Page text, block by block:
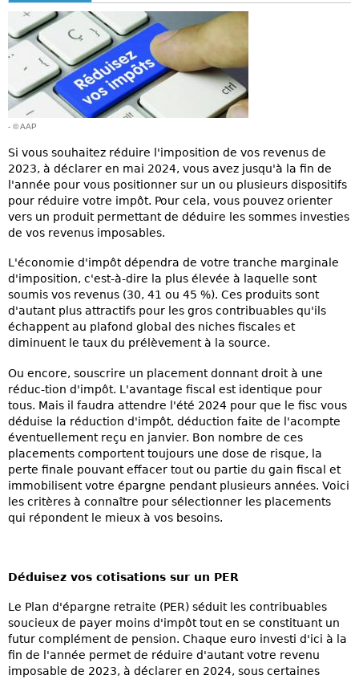
- © AAP
Si vous souhaitez réduire l'imposition de vos revenus de
2023, à déclarer en mai 2024, vous avez jusqu'à la fin de
l'année pour vous positionner sur un ou plusieurs dispositifs
pour réduire votre impôt. Pour cela, vous pouvez orienter
vers un produit permettant de déduire les sommes investies
de vos revenus imposables.
L'économie d'impôt dépendra de votre tranche marginale
d'imposition, c'est-à-dire la plus élevée à laquelle sont
soumis vos revenus (30, 41 ou 45 %). Ces produits sont
d'autant plus attractifs pour les gros contribuables qu'ils
échappent au plafond global des niches fiscales et
diminuent le taux du prélèvement à la source.
Ou encore, souscrire un placement donnant droit à une
réduc-tion d'impôt. L'avantage fiscal est identique pour
tous. Mais il faudra attendre l'été 2024 pour que le fisc vous
déduise la réduction d'impôt, déduction faite de l'acompte
éventuellement reçu en janvier. Bon nombre de ces
placements comportent toujours une dose de risque, la
perte finale pouvant effacer tout ou partie du gain fiscal et
immobilisent votre épargne pendant plusieurs années. Voici
les critères à connaître pour sélectionner les placements
qui répondent le mieux à vos besoins.
Déduisez vos cotisations sur un PER
Le Plan d'épargne retraite (PER) séduit les contribuables
soucieux de payer moins d'impôt tout en se constituant un
futur complément de pension. Chaque euro investi d'ici à la
fin de l'année permet de réduire d'autant votre revenu
imposable de 2023, à déclarer en 2024, sous certaines